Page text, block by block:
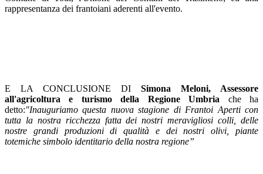
rappresentanza dei frantoiani aderenti all'evento.
E LA CONCLUSIONE DI Simona Meloni, Assessore
all'agricoltura e turismo della Regione Umbria che ha
detto:"Inauguriamo questa nuova stagione di Frantoi Aperti con
tutta la nostra ricchezza fatta dei nostri meravigliosi colli, delle
nostre grandi produzioni di qualità e dei nostri olivi, piante
totemiche simbolo identitario della nostra regione”